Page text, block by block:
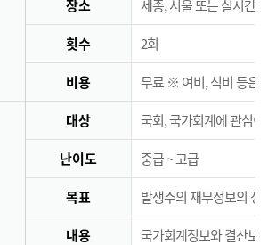
장소 세종, 서울 또는 실시간
횟수 2회
비용 무료 ※ 여비, 식비 등은
대상 국회, 국가회계에 관심
난이도 중급 ~ 고급
목표 발생주의 재무정보의 정
내용 국가회계정보와 결산보